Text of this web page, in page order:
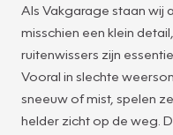
Als Vakgarage staan wij
misschien een klein
ruitenwissers zijn
Vooral in slechte
sneeuw of mist, spelen
helder zicht op de weg.